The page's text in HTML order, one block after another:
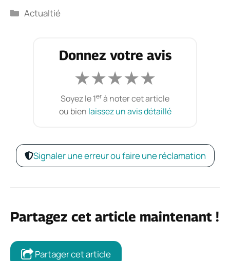
Catégories
Actualtié
Donnez votre avis
★★★★★
Soyez le 1erà noter cet article
ou bien laissez un avis détaillé
Signaler une erreur ou faire une réclamation
Partagez cet article maintenant !
Partager cet article